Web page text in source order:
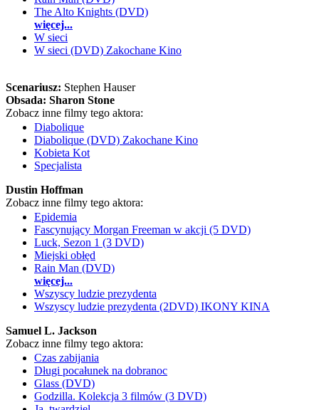
The Alto Knights (DVD)
więcej...
W sieci
W sieci (DVD) Zakochane Kino
Scenariusz: Stephen Hauser
Obsada: Sharon Stone
Zobacz inne filmy tego aktora:
Diabolique
Diabolique (DVD) Zakochane Kino
Kobieta Kot
Specjalista
Dustin Hoffman
Zobacz inne filmy tego aktora:
Epidemia
Fascynujący Morgan Freeman w akcji (5 DVD)
Luck, Sezon 1 (3 DVD)
Miejski obłęd
Rain Man (DVD)
więcej...
Wszyscy ludzie prezydenta
Wszyscy ludzie prezydenta (2DVD) IKONY KINA
Samuel L. Jackson
Zobacz inne filmy tego aktora:
Czas zabijania
Długi pocałunek na dobranoc
Glass (DVD)
Godzilla. Kolekcja 3 filmów (3 DVD)